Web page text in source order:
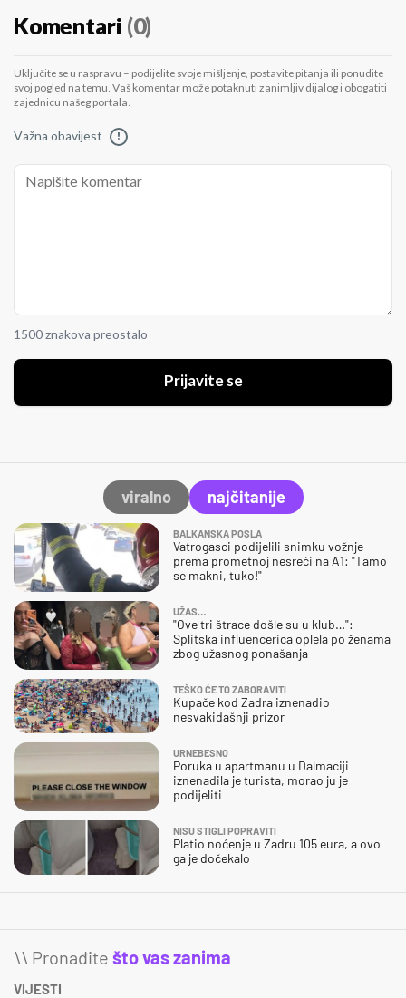
Komentari (0)
Uključite se u raspravu – podijelite svoje mišljenje, postavite pitanja ili ponudite
svoj pogled na temu. Vaš komentar može potaknuti zanimljiv dijalog i obogatiti
zajednicu našeg portala.
Važna obavijest !
1500 znakova preostalo
Prijavite se
viralno najčitanije
BALKANSKA POSLA
Vatrogasci podijelili snimku vožnje
prema prometnoj nesreći na A1: "Tamo
se makni, tuko!"
UŽAS…
"Ove tri štrace došle su u klub…":
Splitska influencerica oplela po ženama
zbog užasnog ponašanja
TEŠKO ĆE TO ZABORAVITI
Kupače kod Zadra iznenadio
nesvakidašnji prizor
URNEBESNO
Poruka u apartmanu u Dalmaciji
iznenadila je turista, morao ju je
podijeliti
NISU STIGLI POPRAVITI
Platio noćenje u Zadru 105 eura, a ovo
ga je dočekalo
\\ Pronađite što vas zanima
VIJESTI